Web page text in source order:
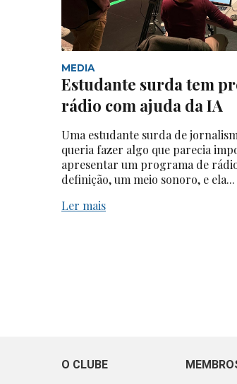
MEDIA
Estudante surda tem
rádio com ajuda da IA
Uma estudante surda de
queria fazer algo que parecia
apresentar um programa de
definição, um meio sonoro, e ela...
Ler mais
O CLUBE